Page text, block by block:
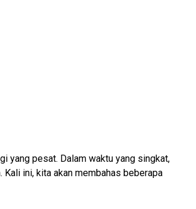
yang pesat. Dalam waktu yang singkat,
ini, kita akan membahas beberapa